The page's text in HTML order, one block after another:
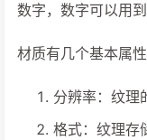
数字，数字可以用
材质有几个基本属性
分辨率：纹理
格式：纹理存